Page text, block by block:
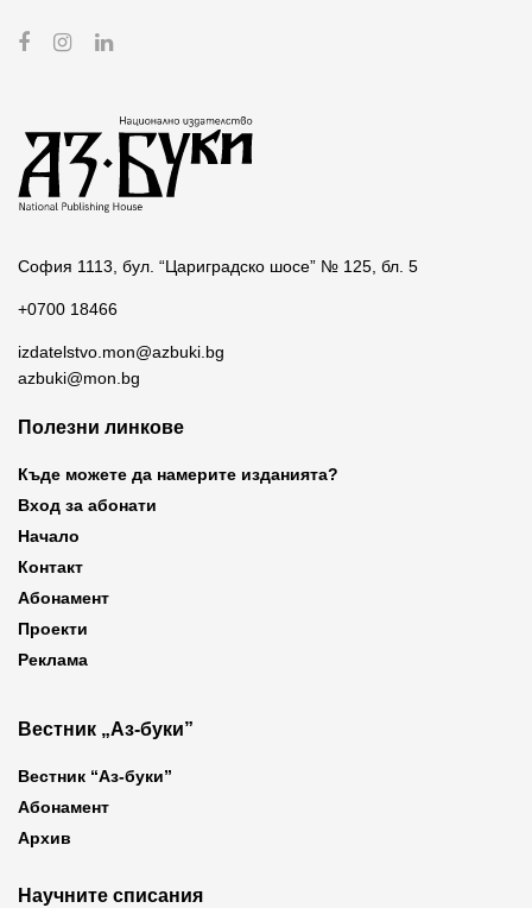
София 1113, бул. “Цариградско шосе” № 125, бл. 5
+0700 18466
izdatelstvo.mon@azbuki.bg
azbuki@mon.bg
Полезни линкове
Къде можете да намерите изданията?
Вход за абонати
Начало
Контакт
Абонамент
Проекти
Реклама
Вестник „Аз-буки”
Вестник “Аз-буки”
Абонамент
Архив
Научните списания